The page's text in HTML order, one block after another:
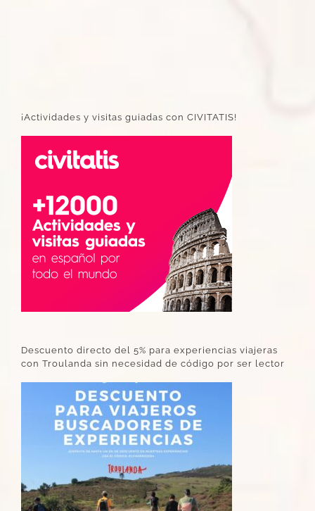
¡Actividades y visitas guiadas con CIVITATIS!
Descuento directo del 5% para experiencias viajeras
con Troulanda sin necesidad de código por ser lector